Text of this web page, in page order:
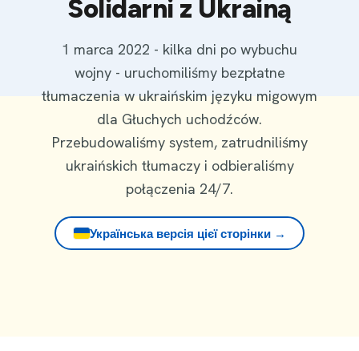
Solidarni z Ukrainą
1 marca 2022 - kilka dni po wybuchu
wojny - uruchomiliśmy bezpłatne
tłumaczenia w ukraińskim języku migowym
dla Głuchych uchodźców.
Przebudowaliśmy system, zatrudniliśmy
ukraińskich tłumaczy i odbieraliśmy
połączenia 24/7.
Українська версія цієї сторінки →